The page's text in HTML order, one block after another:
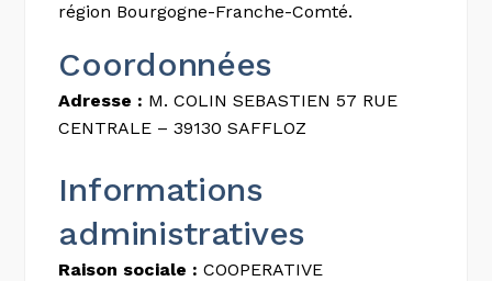
région Bourgogne-Franche-Comté.
Coordonnées
Adresse : M. COLIN SEBASTIEN 57 RUE
CENTRALE – 39130 SAFFLOZ
Informations
administratives
Raison sociale : COOPERATIVE